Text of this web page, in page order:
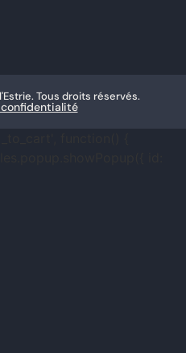
Tous droits réservés.